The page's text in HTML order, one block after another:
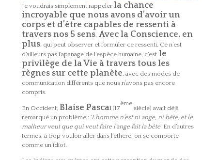
Je voudrais simplement rappeler la chance
incroyable que nous avons d’avoir un
corps et d’être capables de ressenti à
travers nos 5 sens. Avec la Conscience, en
plus,qui peut observer et formuler ce ressenti. Ce n’est
d’ailleurs pas l’apanage de l’espèce humaine, c’estle
privilège de la Vie à travers tous les
règnes sur cette planète, avec des modes de
communication différents que nous n’avons pas encore
compris.
En Occident, Blaise Pascal(17
ème
siècle) avait déjà
remarqué un problème : ‘L’homme n’est ni ange, ni bête, et le
malheur veut que qui veut faire l’ange fait la bête’. En d’autres
termes, à trop vouloir aller dans l’éthéré, on se comporte
comme un idiot.